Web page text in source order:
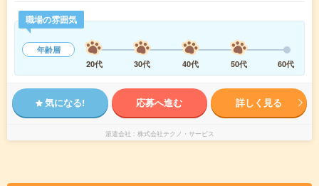
職場の雰囲気
年齢層
20代
30代 40代 50代 60代
気になる! 応募へ進む 詳しく見る
派遣会社 株式会社テクノ・サービス